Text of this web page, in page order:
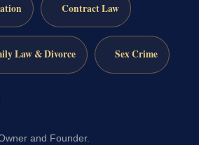
Contract Law
Law & Divorce Sex Crime
and Founder.